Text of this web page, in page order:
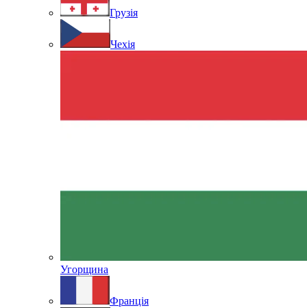
Грузія
Чехія
Угорщина
Франція